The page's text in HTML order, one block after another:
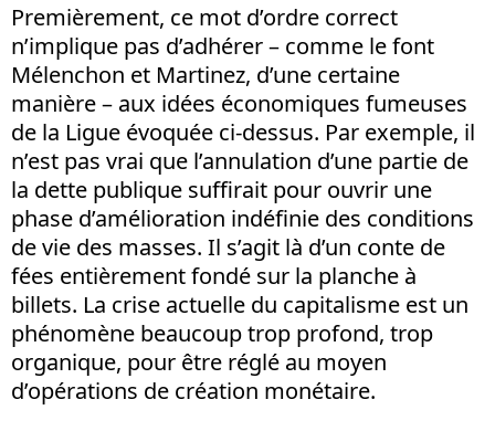
Premièrement, ce mot d’ordre correct
n’implique pas d’adhérer – comme le font
Mélenchon et Martinez, d’une certaine
manière – aux idées économiques fumeuses
de la Ligue évoquée ci-dessus. Par exemple, il
n’est pas vrai que l’annulation d’une partie de
la dette publique suffirait pour ouvrir une
phase d’amélioration indéfinie des conditions
de vie des masses. Il s’agit là d’un conte de
fées entièrement fondé sur la planche à
billets. La crise actuelle du capitalisme est un
phénomène beaucoup trop profond, trop
organique, pour être réglé au moyen
d’opérations de création monétaire.